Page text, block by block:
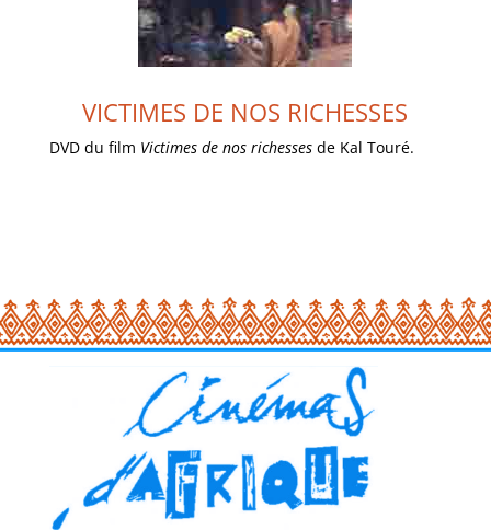
VICTIMES DE NOS RICHESSES
DVD du film Victimes de nos richessesde Kal Touré.
VICTIMES DE NOS RICHESSES